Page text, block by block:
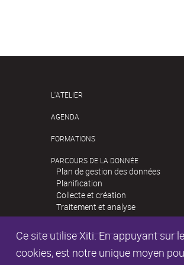
Ce site utilise Xiti. En appuyant sur
cookies, est notre unique moyen
L'ATELIER
AGENDA
FORMATIONS
PARCOURS DE LA DONNÉE
Plan de gestion des données
Planification
Collecte et création
Traitement et analyse